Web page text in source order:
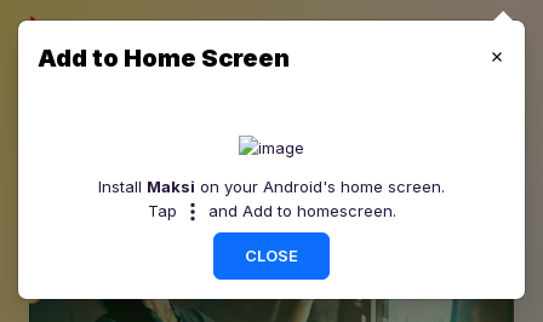
Add to Home Screen
Install Maksi on your Android's home screen.
Tap
and Add to homescreen.
CLOSE